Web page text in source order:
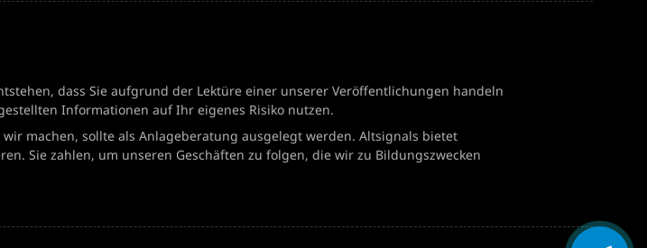
dass Sie aufgrund der Lektüre einer unserer Veröffentlichungen handeln
Informationen auf Ihr eigenes Risiko nutzen.
machen, sollte als Anlageberatung ausgelegt werden. Altsignals bietet
Sie zahlen, um unseren Geschäften zu folgen, die wir zu Bildungszwecken